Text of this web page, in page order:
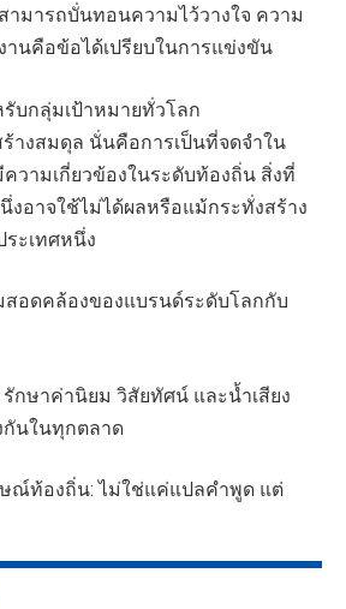
มารถบั่นทอนความไว้วางใจ ความ
นคือข้อได้เปรียบในการแข่งขัน
บกลุ่มเป้าหมายทั่วโลก
างสมดุล นั่นคือการเป็นที่จดจำใน
วามเกี่ยวข้องในระดับท้องถิ่น สิ่งที่
งอาจใช้ไม่ได้ผลหรือแม้กระทั่งสร้าง
ะเทศหนึ่ง
อดคล้องของแบรนด์ระดับโลกกับ
กษาค่านิยม วิสัยทัศน์ และน้ำเสียง
นในทุกตลาด
ณ์ท้องถิ่น: ไม่ใช่แค่แปลคำพูด แต่